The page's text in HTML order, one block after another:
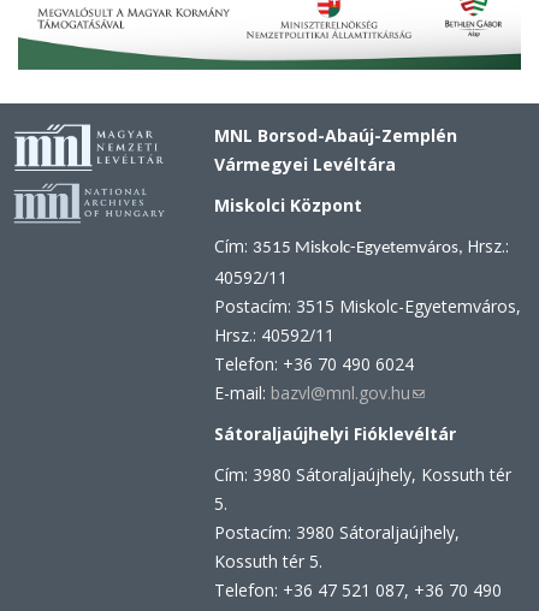
MNL Borsod-Abaúj-Zemplén
Vármegyei Levéltára
Miskolci Központ
Cím: 3515 Miskolc-Egyetemváros, Hrsz.:
40592/11
Postacím: 3515 Miskolc-Egyetemváros,
Hrsz.: 40592/11
Telefon: +36 70 490 6024
E-mail: bazvl@mnl.gov.hu(link
sends
mail)
Sátoraljaújhelyi Fióklevéltár
Cím: 3980 Sátoraljaújhely, Kossuth tér
5.
Postacím: 3980 Sátoraljaújhely,
Kossuth tér 5.
Telefon: +36 47 521 087, +36 70 490